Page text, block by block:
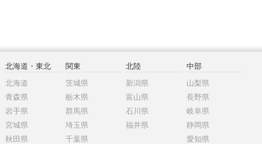
北海道・東北
北海道
青森県
岩手県
宮城県
秋田県
関東
茨城県
栃木県
群馬県
埼玉県
千葉県
北陸
新潟県
富山県
石川県
福井県
中部
山梨県
長野県
岐阜県
静岡県
愛知県